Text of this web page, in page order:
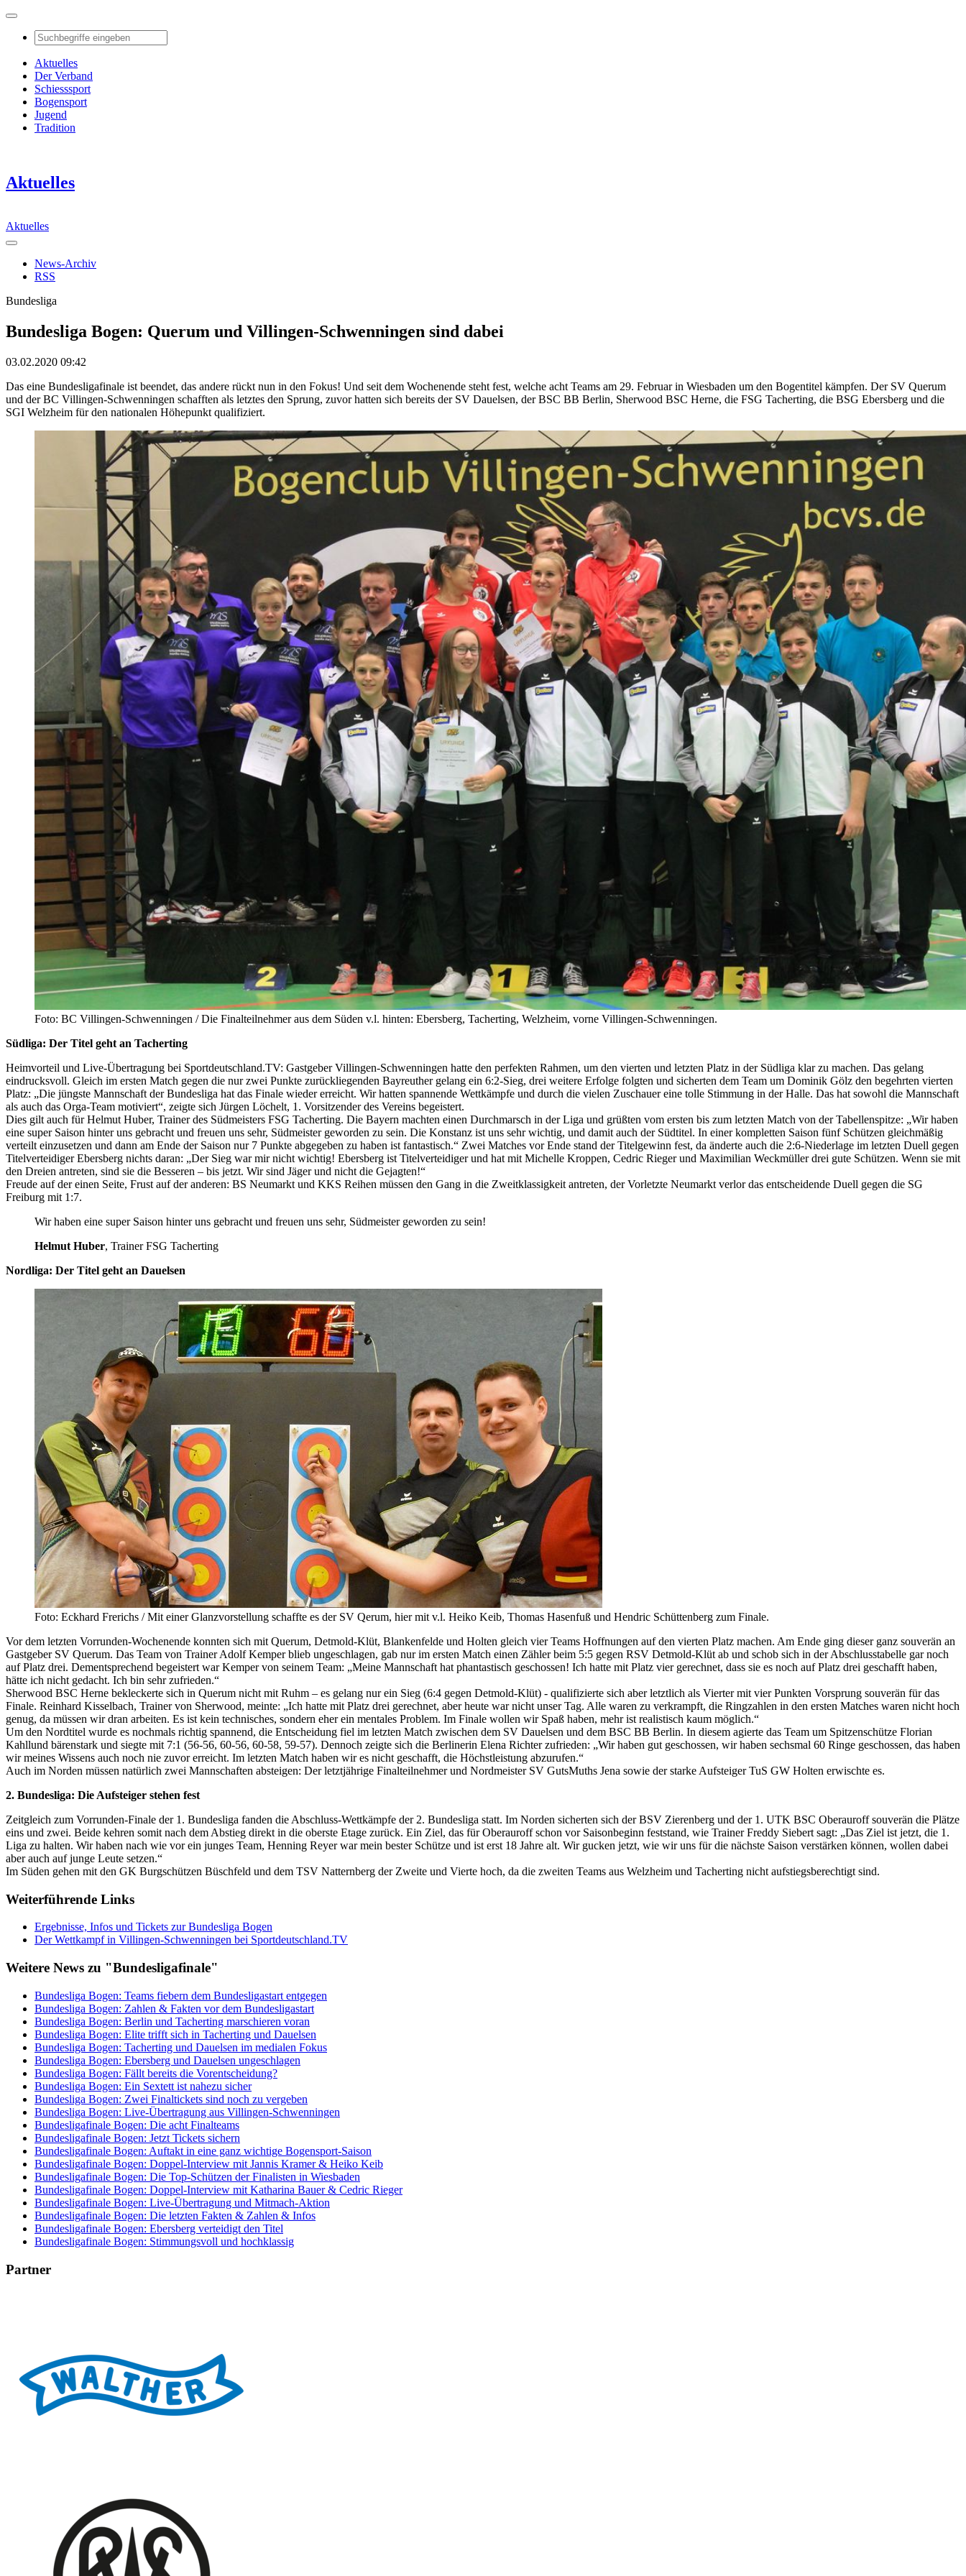
Aktuelles
Der Verband
Schiesssport
Bogensport
Jugend
Tradition
Aktuelles
Aktuelles
News-Archiv
RSS
Bundesliga
Bundesliga Bogen: Querum und Villingen-Schwenningen sind dabei
03.02.2020 09:42
Das eine Bundesligafinale ist beendet, das andere rückt nun in den Fokus! Und seit dem Wochenende steht fest, welche acht Teams am 29. Februar in Wiesbaden um den Bogentitel kämpfen. Der SV Querum
und der BC Villingen-Schwenningen schafften als letztes den Sprung, zuvor hatten sich bereits der SV Dauelsen, der BSC BB Berlin, Sherwood BSC Herne, die FSG Tacherting, die BSG Ebersberg und die
SGI Welzheim für den nationalen Höhepunkt qualifiziert.
Foto: BC Villingen-Schwenningen / Die Finalteilnehmer aus dem Süden v.l. hinten: Ebersberg, Tacherting, Welzheim, vorne Villingen-Schwenningen.
Südliga: Der Titel geht an Tacherting
Heimvorteil und Live-Übertragung bei Sportdeutschland.TV: Gastgeber Villingen-Schwenningen hatte den perfekten Rahmen, um den vierten und letzten Platz in der Südliga klar zu machen. Das gelang
eindrucksvoll. Gleich im ersten Match gegen die nur zwei Punkte zurückliegenden Bayreuther gelang ein 6:2-Sieg, drei weitere Erfolge folgten und sicherten dem Team um Dominik Gölz den begehrten vierten
Platz: „Die jüngste Mannschaft der Bundesliga hat das Finale wieder erreicht. Wir hatten spannende Wettkämpfe und durch die vielen Zuschauer eine tolle Stimmung in der Halle. Das hat sowohl die Mannschaft
als auch das Orga-Team motiviert“, zeigte sich Jürgen Löchelt, 1. Vorsitzender des Vereins begeistert.
Dies gilt auch für Helmut Huber, Trainer des Südmeisters FSG Tacherting. Die Bayern machten einen Durchmarsch in der Liga und grüßten vom ersten bis zum letzten Match von der Tabellenspitze: „Wir haben
eine super Saison hinter uns gebracht und freuen uns sehr, Südmeister geworden zu sein. Die Konstanz ist uns sehr wichtig, und damit auch der Südtitel. In einer kompletten Saison fünf Schützen gleichmäßig
verteilt einzusetzen und dann am Ende der Saison nur 7 Punkte abgegeben zu haben ist fantastisch.“ Zwei Matches vor Ende stand der Titelgewinn fest, da änderte auch die 2:6-Niederlage im letzten Duell gegen
Titelverteidiger Ebersberg nichts daran: „Der Sieg war mir nicht wichtig! Ebersberg ist Titelverteidiger und hat mit Michelle Kroppen, Cedric Rieger und Maximilian Weckmüller drei gute Schützen. Wenn sie mit
den Dreien antreten, sind sie die Besseren – bis jetzt. Wir sind Jäger und nicht die Gejagten!“
Freude auf der einen Seite, Frust auf der anderen: BS Neumarkt und KKS Reihen müssen den Gang in die Zweitklassigkeit antreten, der Vorletzte Neumarkt verlor das entscheidende Duell gegen die SG
Freiburg mit 1:7.
Wir haben eine super Saison hinter uns gebracht und freuen uns sehr, Südmeister geworden zu sein!
Helmut Huber, Trainer FSG Tacherting
Nordliga: Der Titel geht an Dauelsen
Foto: Eckhard Frerichs / Mit einer Glanzvorstellung schaffte es der SV Qerum, hier mit v.l. Heiko Keib, Thomas Hasenfuß und Hendric Schüttenberg zum Finale.
Vor dem letzten Vorrunden-Wochenende konnten sich mit Querum, Detmold-Klüt, Blankenfelde und Holten gleich vier Teams Hoffnungen auf den vierten Platz machen. Am Ende ging dieser ganz souverän an
Gastgeber SV Querum. Das Team von Trainer Adolf Kemper blieb ungeschlagen, gab nur im ersten Match einen Zähler beim 5:5 gegen RSV Detmold-Klüt ab und schob sich in der Abschlusstabelle gar noch
auf Platz drei. Dementsprechend begeistert war Kemper von seinem Team: „Meine Mannschaft hat phantastisch geschossen! Ich hatte mit Platz vier gerechnet, dass sie es noch auf Platz drei geschafft haben,
hätte ich nicht gedacht. Ich bin sehr zufrieden.“
Sherwood BSC Herne bekleckerte sich in Querum nicht mit Ruhm – es gelang nur ein Sieg (6:4 gegen Detmold-Klüt) - qualifizierte sich aber letztlich als Vierter mit vier Punkten Vorsprung souverän für das
Finale. Reinhard Kisselbach, Trainer von Sherwood, meinte: „Ich hatte mit Platz drei gerechnet, aber heute war nicht unser Tag. Alle waren zu verkrampft, die Ringzahlen in den ersten Matches waren nicht hoch
genug, da müssen wir dran arbeiten. Es ist kein technisches, sondern eher ein mentales Problem. Im Finale wollen wir Spaß haben, mehr ist realistisch kaum möglich.“
Um den Nordtitel wurde es nochmals richtig spannend, die Entscheidung fiel im letzten Match zwischen dem SV Dauelsen und dem BSC BB Berlin. In diesem agierte das Team um Spitzenschütze Florian
Kahllund bärenstark und siegte mit 7:1 (56-56, 60-56, 60-58, 59-57). Dennoch zeigte sich die Berlinerin Elena Richter zufrieden: „Wir haben gut geschossen, wir haben sechsmal 60 Ringe geschossen, das haben
wir meines Wissens auch noch nie zuvor erreicht. Im letzten Match haben wir es nicht geschafft, die Höchstleistung abzurufen.“
Auch im Norden müssen natürlich zwei Mannschaften absteigen: Der letztjährige Finalteilnehmer und Nordmeister SV GutsMuths Jena sowie der starke Aufsteiger TuS GW Holten erwischte es.
2. Bundesliga: Die Aufsteiger stehen fest
Zeitgleich zum Vorrunden-Finale der 1. Bundesliga fanden die Abschluss-Wettkämpfe der 2. Bundesliga statt. Im Norden sicherten sich der BSV Zierenberg und der 1. UTK BSC Oberauroff souverän die Plätze
eins und zwei. Beide kehren somit nach dem Abstieg direkt in die oberste Etage zurück. Ein Ziel, das für Oberauroff schon vor Saisonbeginn feststand, wie Trainer Freddy Siebert sagt: „Das Ziel ist jetzt, die 1.
Liga zu halten. Wir haben nach wie vor ein junges Team, Henning Reyer war mein bester Schütze und ist erst 18 Jahre alt. Wir gucken jetzt, wie wir uns für die nächste Saison verstärken können, wollen dabei
aber auch auf junge Leute setzen.“
Im Süden gehen mit den GK Burgschützen Büschfeld und dem TSV Natternberg der Zweite und Vierte hoch, da die zweiten Teams aus Welzheim und Tacherting nicht aufstiegsberechtigt sind.
Weiterführende Links
Ergebnisse, Infos und Tickets zur Bundesliga Bogen
Der Wettkampf in Villingen-Schwenningen bei Sportdeutschland.TV
Weitere News zu "Bundesligafinale"
Bundesliga Bogen: Teams fiebern dem Bundesligastart entgegen
Bundesliga Bogen: Zahlen & Fakten vor dem Bundesligastart
Bundesliga Bogen: Berlin und Tacherting marschieren voran
Bundesliga Bogen: Elite trifft sich in Tacherting und Dauelsen
Bundesliga Bogen: Tacherting und Dauelsen im medialen Fokus
Bundesliga Bogen: Ebersberg und Dauelsen ungeschlagen
Bundesliga Bogen: Fällt bereits die Vorentscheidung?
Bundesliga Bogen: Ein Sextett ist nahezu sicher
Bundesliga Bogen: Zwei Finaltickets sind noch zu vergeben
Bundesliga Bogen: Live-Übertragung aus Villingen-Schwenningen
Bundesligafinale Bogen: Die acht Finalteams
Bundesligafinale Bogen: Jetzt Tickets sichern
Bundesligafinale Bogen: Auftakt in eine ganz wichtige Bogensport-Saison
Bundesligafinale Bogen: Doppel-Interview mit Jannis Kramer & Heiko Keib
Bundesligafinale Bogen: Die Top-Schützen der Finalisten in Wiesbaden
Bundesligafinale Bogen: Doppel-Interview mit Katharina Bauer & Cedric Rieger
Bundesligafinale Bogen: Live-Übertragung und Mitmach-Aktion
Bundesligafinale Bogen: Die letzten Fakten & Zahlen & Infos
Bundesligafinale Bogen: Ebersberg verteidigt den Titel
Bundesligafinale Bogen: Stimmungsvoll und hochklassig
Partner